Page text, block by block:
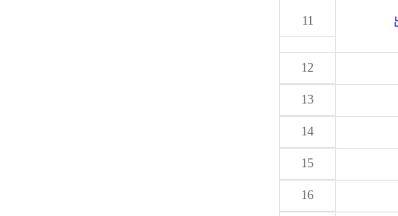
11
12
13
14
15
16